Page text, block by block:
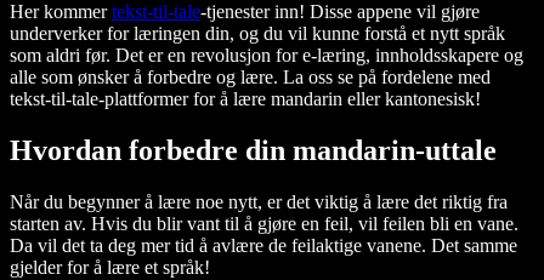
Her kommertekst-til-tale-tjenester inn! Disse appene vil gjøre
underverker for læringen din, og du vil kunne forstå et nytt språk
som aldri før. Det er en revolusjon for e-læring, innholdsskapere og
alle som ønsker å forbedre og lære. La oss se på fordelene med
tekst-til-tale-plattformer for å lære mandarin eller kantonesisk!
Hvordan forbedre din mandarin-uttale
Når du begynner å lære noe nytt, er det viktig å lære det riktig fra
starten av. Hvis du blir vant til å gjøre en feil, vil feilen bli en vane.
Da vil det ta deg mer tid å avlære de feilaktige vanene. Det samme
gjelder for å lære et språk!